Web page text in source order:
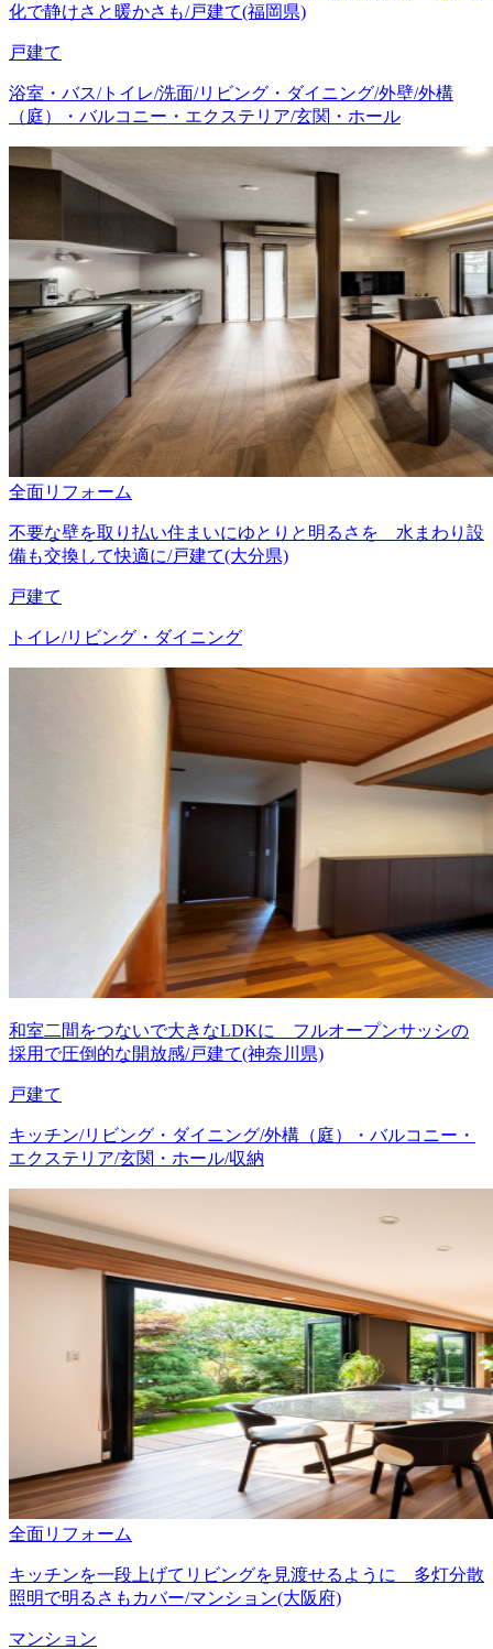
化で静けさと暖かさも/戸建て(福岡県)
戸建て
浴室・バス/トイレ/洗面/リビング・ダイニング/外壁/外構
（庭）・バルコニー・エクステリア/玄関・ホール
全面リフォーム
不要な壁を取り払い住まいにゆとりと明るさを 水まわり設
備も交換して快適に/戸建て(大分県)
戸建て
トイレ/リビング・ダイニング
和室二間をつないで大きなLDKに フルオープンサッシの
採用で圧倒的な開放感/戸建て(神奈川県)
戸建て
キッチン/リビング・ダイニング/外構（庭）・バルコニー・
エクステリア/玄関・ホール/収納
全面リフォーム
キッチンを一段上げてリビングを見渡せるように 多灯分散
照明で明るさもカバー/マンション(大阪府)
マンション